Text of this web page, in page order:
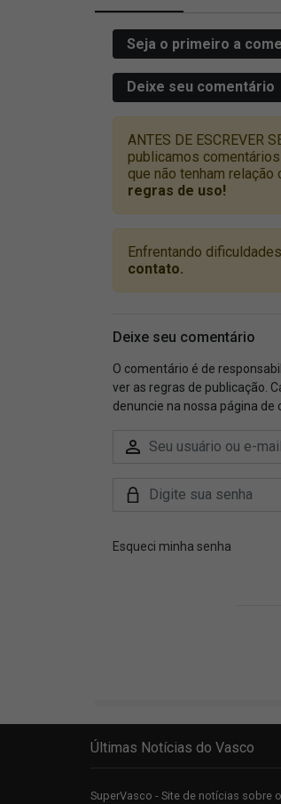
Últimas Notícias do Vasco
SuperVasco - Site de notícias sobre